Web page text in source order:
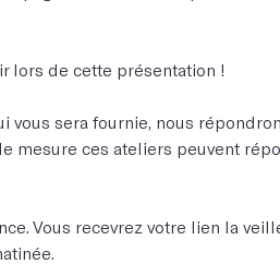
lors de cette présentation !
vous sera fournie, nous
mesure ces ateliers peuvent
Vous recevrez votre lien la